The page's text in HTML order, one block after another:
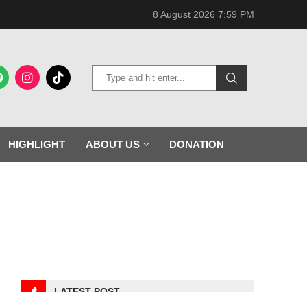
8 August 2026 7:59 PM
HIGHLIGHT ABOUT US DONATION